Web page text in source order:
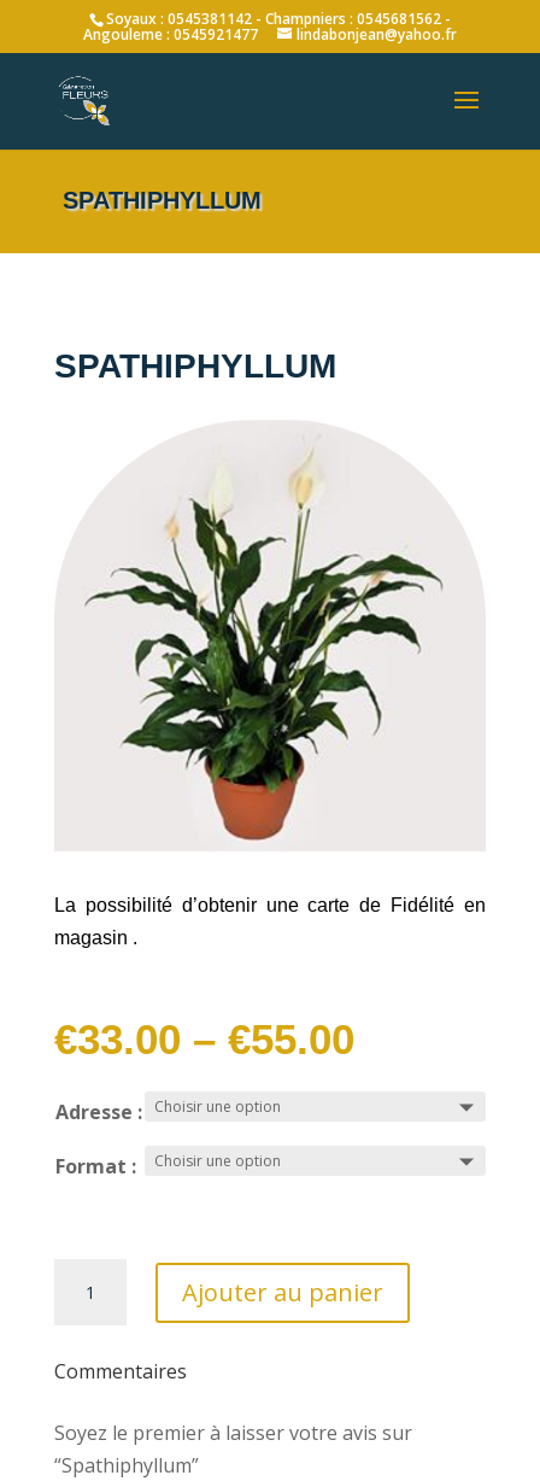
Soyaux : 0545381142 - Champniers : 0545681562 -
Angouleme : 0545921477 lindabonjean@yahoo.fr
SPATHIPHYLLUM
SPATHIPHYLLUM
La possibilité d’obtenir une carte de Fidélité en
magasin .
€33.00 – €55.00
Adresse :
Format :
Ajouter au panier
Commentaires
Soyez le premier à laisser votre avis sur
“Spathiphyllum”